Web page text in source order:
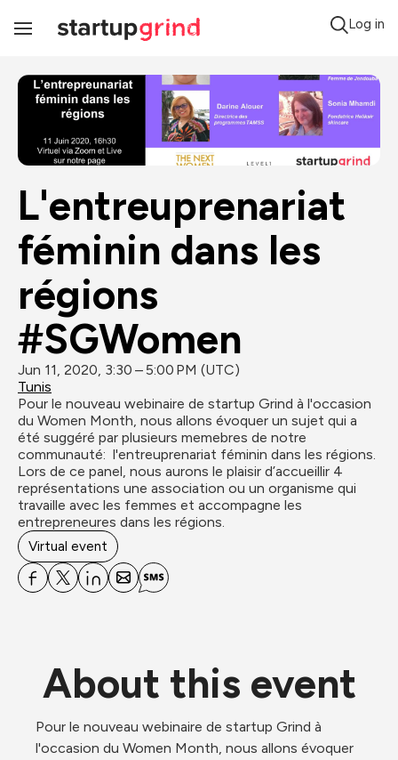
Toggle
Log in
L'entreuprenariat
féminin dans les
régions
#SGWomen
Jun 11, 2020, 3:30 – 5:00 PM (UTC)
Tunis
Pour le nouveau webinaire de startup Grind à l'occasion
du Women Month, nous allons évoquer un sujet qui a
été suggéré par plusieurs memebres de notre
communauté:  l'entreuprenariat féminin dans les régions.
Lors de ce panel, nous aurons le plaisir d’accueillir 4
représentations une association ou un organisme qui
travaille avec les femmes et accompagne les
entrepreneures dans les régions.
Virtual event
About this event
Pour le nouveau webinaire de startup Grind à
l'occasion du Women Month, nous allons évoquer